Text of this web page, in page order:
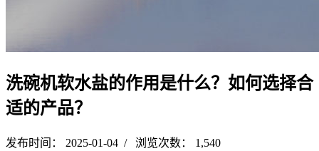
洗碗机软水盐的作用是什么？如何选择合
适的产品？
发布时间： 2025-01-04 / 浏览次数： 1,540